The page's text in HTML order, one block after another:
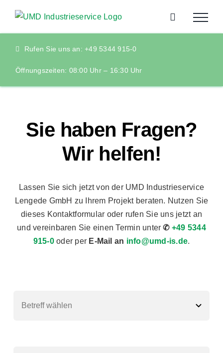
Inhalt
springen
Rufen Sie uns an: +49 5344 915-0
Öffnungszeiten: 08:00 Uhr – 16:30 Uhr
Sie haben Fragen?
Wir helfen!
Lassen Sie sich jetzt von der UMD Industrieservice
Lengede GmbH zu Ihrem Projekt beraten. Nutzen Sie
dieses Kontaktformular oder rufen Sie uns jetzt an
und vereinbaren Sie einen Termin unter✆ +49 5344
915-0oder per E-Mail an info@umd-is.de.